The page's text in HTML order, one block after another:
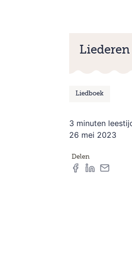
Liederen
Liedboek
3 minuten
26 mei 2023
Delen